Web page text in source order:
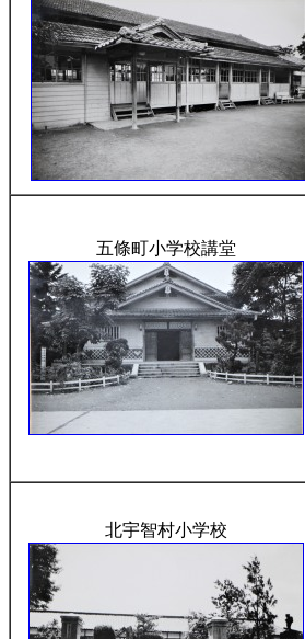
五條町小学校講堂
北宇智村小学校